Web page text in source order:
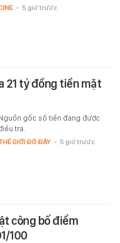
- 5 giờ trước
21 tỷ đồng tiền mặt
gốc số tiền đang được
tra.
GIỚI ĐÓ ĐÂY - 5 giờ trước
công bố điểm
100